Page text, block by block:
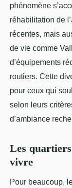
phénomène
réhabilitation de
récentes, mais
de vie comme
d’équipements
routiers. Cette
pour ceux qui
selon leurs
d’ambiance
Les
vivre
Pour beaucoup,